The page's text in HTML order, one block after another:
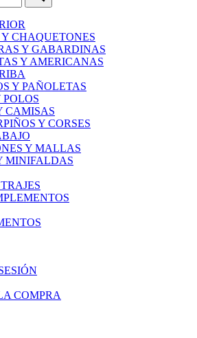
CHAQUETONES
Y GABARDINAS
Y AMERICANAS
Y PAÑOLETAS
POLOS
CAMISAS
Y CORSES
Y MALLAS
MINIFALDAS
COMPRA